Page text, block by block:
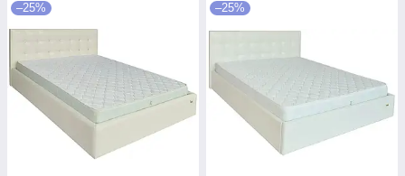
–25% –25%